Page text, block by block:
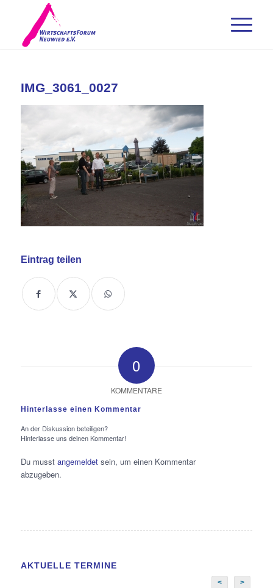
IMG_3061_0027
Eintrag teilen
0
KOMMENTARE
Hinterlasse einen Kommentar
An der Diskussion beteiligen?
Hinterlasse uns deinen Kommentar!
Du musst angemeldetsein, um einen Kommentar
abzugeben.
AKTUELLE TERMINE
< >